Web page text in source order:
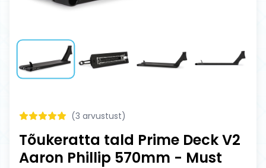
(3 arvustust)
Tõukeratta tald Prime Deck V2
Aaron Phillip 570mm - Must